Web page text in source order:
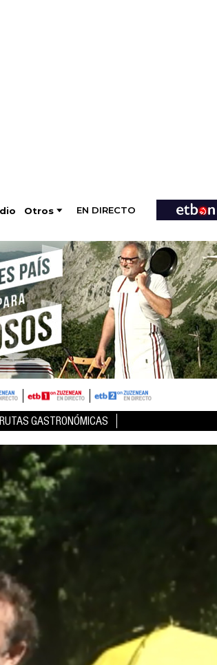
Otros EN DIRECTO
RUTAS GASTRONÓMICAS